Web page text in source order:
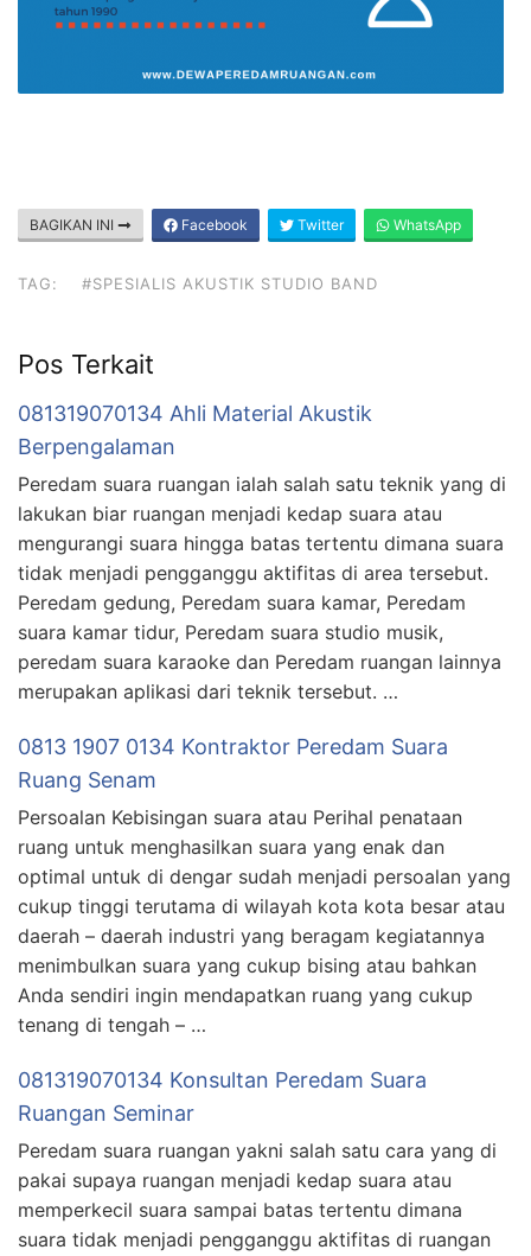
BAGIKAN INI Facebook Twitter WhatsApp
TAG: #SPESIALIS AKUSTIK STUDIO BAND
Pos Terkait
081319070134 Ahli Material Akustik
Berpengalaman
Peredam suara ruangan ialah salah satu teknik yang di
lakukan biar ruangan menjadi kedap suara atau
mengurangi suara hingga batas tertentu dimana suara
tidak menjadi pengganggu aktifitas di area tersebut.
Peredam gedung, Peredam suara kamar, Peredam
suara kamar tidur, Peredam suara studio musik,
peredam suara karaoke dan Peredam ruangan lainnya
merupakan aplikasi dari teknik tersebut. …
0813 1907 0134 Kontraktor Peredam Suara
Ruang Senam
Persoalan Kebisingan suara atau Perihal penataan
ruang untuk menghasilkan suara yang enak dan
optimal untuk di dengar sudah menjadi persoalan yang
cukup tinggi terutama di wilayah kota kota besar atau
daerah – daerah industri yang beragam kegiatannya
menimbulkan suara yang cukup bising atau bahkan
Anda sendiri ingin mendapatkan ruang yang cukup
tenang di tengah – …
081319070134 Konsultan Peredam Suara
Ruangan Seminar
Peredam suara ruangan yakni salah satu cara yang di
pakai supaya ruangan menjadi kedap suara atau
memperkecil suara sampai batas tertentu dimana
suara tidak menjadi pengganggu aktifitas di ruangan